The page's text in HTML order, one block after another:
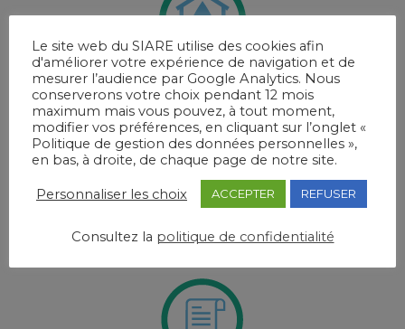
Le site web du SIARE utilise des cookies afin
d'améliorer votre expérience de navigation et de
mesurer l’audience par Google Analytics. Nous
conserverons votre choix pendant 12 mois
maximum mais vous pouvez, à tout moment,
modifier vos préférences, en cliquant sur l’onglet «
Politique de gestion des données personnelles »,
en bas, à droite, de chaque page de notre site.
Personnaliser les choix ACCEPTER REFUSER
Consultez la politique de confidentialité